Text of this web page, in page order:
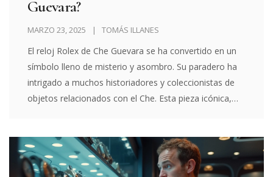
Guevara?
MARZO 23, 2025 TOMÁS ILLANES
El reloj Rolex de Che Guevara se ha convertido en un
símbolo lleno de misterio y asombro. Su paradero ha
intrigado a muchos historiadores y coleccionistas de
objetos relacionados con el Che. Esta pieza icónica,
desaparición. En este artículo, exploramos la historia
del reloj, sus leyendas y su relevancia actual.